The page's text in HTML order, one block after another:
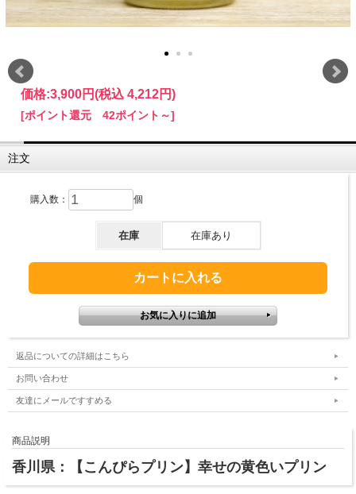
価格:3,900円(税込 4,212円)
[ポイント還元 42ポイント～]
注文
購入数： 個
在庫 在庫あり
返品についての詳細はこちら
お問い合わせ
友達にメールですすめる
商品説明
香川県：【こんぴらプリン】幸せの黄色いプリン